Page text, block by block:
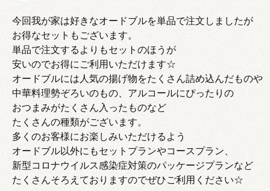
今回我が家は好きなオードブルを単品で注文しましたが
お得なセットもございます。
単品で注文するよりもセットのほうが
安いのでお得にご利用いただけます☆
オードブルには人気の揚げ物をたくさん詰め込んだものや
中華料理勢ぞろいのもの、アルコールにぴったりの
おつまみがたくさん入ったものなど
たくさんの種類がございます。
多くのお客様にお楽しみいただけるよう
オードブル以外にもセットプランやコースプラン、
新型コロナウイルス感染症対策のパッケージプランなど
たくさんそろえておりますのでぜひご利用ください☆